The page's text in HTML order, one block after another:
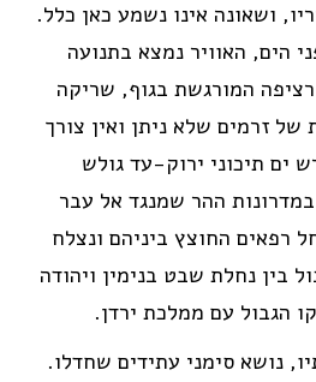
ושאונה אינו נשמע כאן כלל.
מעל פני הים, האוויר נמצא בתנועה
המורגשת בגוף, שריקה
זרמים שלא ניתן ואין צורך
ים תיכוני ירוק-עד גולש
ההר שמנגד אל עבר
רפאים החוצץ ביניהם ונצלח
בין נחלת שבט בנימין ויהודה
הגבול עם ממלכת ירדן.
נושא סימני עתידים שחדלו.